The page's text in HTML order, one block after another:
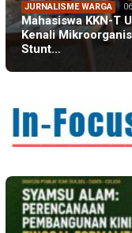
JURNALISME WARGA
Mahasiswa KKN-T
Kenali
Stunt…